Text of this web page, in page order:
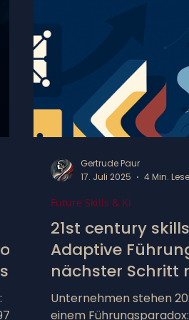
verändert: Künstliche
übernimmt
Geschäftsmodelle und
Globalisierung
Formen der
Laut dem World
zählen analytisches
%
21st century
Adaptive
nächster Schritt
agilem
Unternehmen stehen
einem
Future Skills & KI
Gertrude Paur
17. Juli 2025
4 Min.